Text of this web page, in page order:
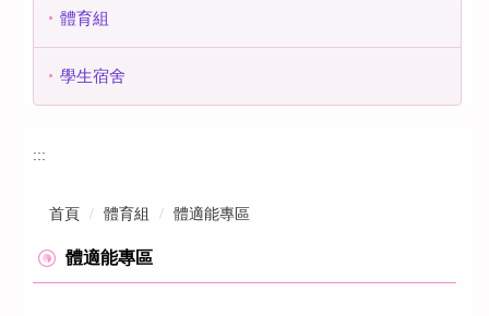
體育組
學生宿舍
:::
首頁 體育組 體適能專區
體適能專區